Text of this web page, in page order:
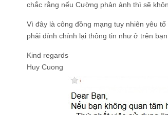
chắc rằng nếu Cường phản ảnh thì sẽ
Vì đây là công đồng mạng tuy nhiên yêu
phải đính chính lại thông tin như ở trên
Kind regards
Huy Cuong